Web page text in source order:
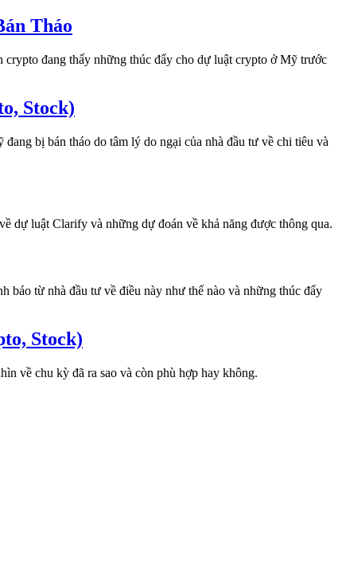
Tháo
đang thấy những thúc đẩy cho dự luật crypto ở Mỹ trước
Stock)
bị bán tháo do tâm lý do ngại của nhà đầu tư về chi tiêu và
dự luật Clarify và những dự đoán về khả năng được thông qua.
từ nhà đầu tư về điều này như thế nào và những thúc đẩy
Stock)
về chu kỳ đã ra sao và còn phù hợp hay không.